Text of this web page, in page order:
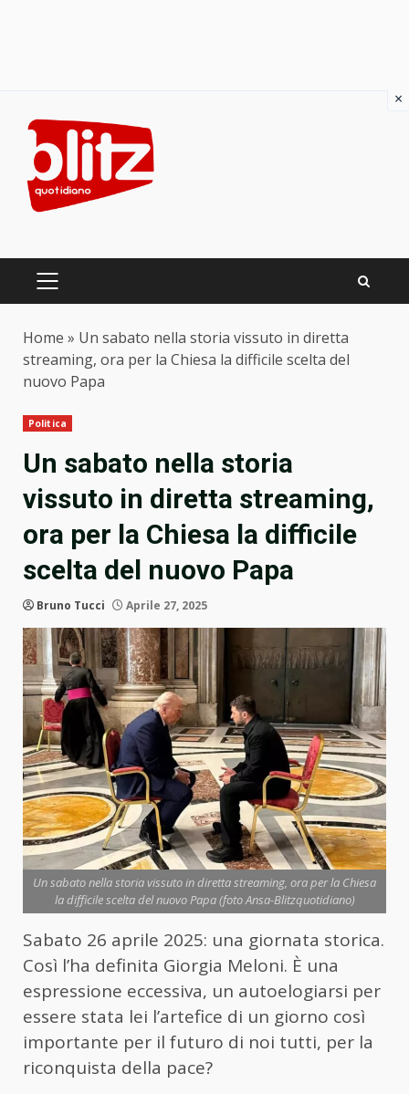
content
PRIMARY
Home » Un sabato nella storia vissuto in diretta
streaming, ora per la Chiesa la difficile scelta del
nuovo Papa
Politica
Un sabato nella storia
vissuto in diretta streaming,
ora per la Chiesa la difficile
scelta del nuovo Papa
Bruno Tucci Aprile 27, 2025
Un sabato nella storia vissuto in diretta streaming, ora per la Chiesa
la difficile scelta del nuovo Papa (foto Ansa-Blitzquotidiano)
Sabato 26 aprile 2025: una giornata storica.
Così l’ha definita Giorgia Meloni. È una
espressione eccessiva, un autoelogiarsi per
essere stata lei l’artefice di un giorno così
importante per il futuro di noi tutti, per la
riconquista della pace?
×